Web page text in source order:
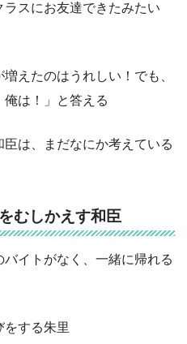
スにお友達できたみたい
えたのはうれしい！でも、
は！」と答える
は、まだなにか考えている
むしかえす和臣
イトがなく、一緒に帰れる
をする朱里